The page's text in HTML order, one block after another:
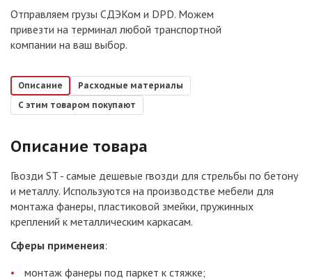
Отправляем грузы СДЭКом и DPD. Можем
привезти на терминал любой транспортной
компании на ваш выбор.
Описание
Расходные материалы
С этим товаром покупают
Описание товара
Гвозди ST - самые дешевые гвозди для стрельбы по бетону
и металлу. Используются на производстве мебели для
монтажа фанеры, пластиковой змейки, пружинных
креплений к металлическим каркасам.
Сферы применеия:
монтаж фанеры под паркет к стяжке;